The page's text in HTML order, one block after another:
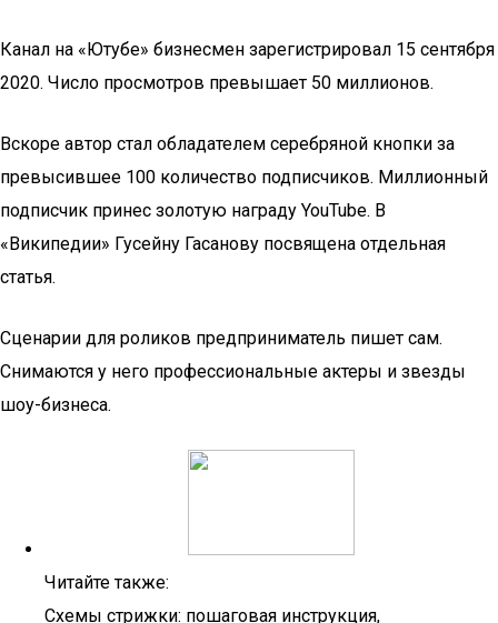
Канал на «Ютубе» бизнесмен зарегистрировал 15 сентября
2020. Число просмотров превышает 50 миллионов.
Вскоре автор стал обладателем серебряной кнопки за
превысившее 100 количество подписчиков. Миллионный
подписчик принес золотую награду YouTube. В
«Википедии» Гусейну Гасанову посвящена отдельная
статья.
Сценарии для роликов предприниматель пишет сам.
Снимаются у него профессиональные актеры и звезды
шоу-бизнеса.
Читайте также:
Схемы стрижки: пошаговая инструкция,